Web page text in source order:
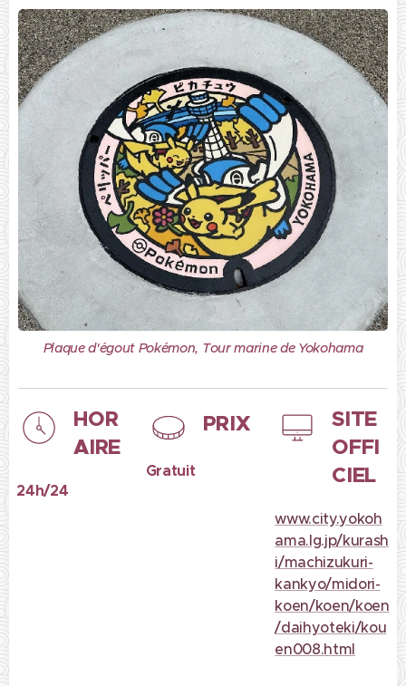
Plaque d'égout Pokémon, Tour marine de Yokohama
HOR
AIRE
24h/24
PRIX
Gratuit
SITE
OFFI
CIEL
www.city.yokoh
ama.lg.jp/kurash
i/machizukuri-
kankyo/midori-
koen/koen/koen
/daihyoteki/kou
en008.html